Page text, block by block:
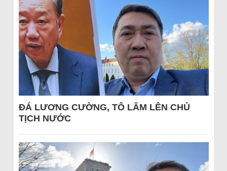
ĐÁ LƯƠNG CƯỜNG, TÔ LÂM LÊN CHỦ
TỊCH NƯỚC